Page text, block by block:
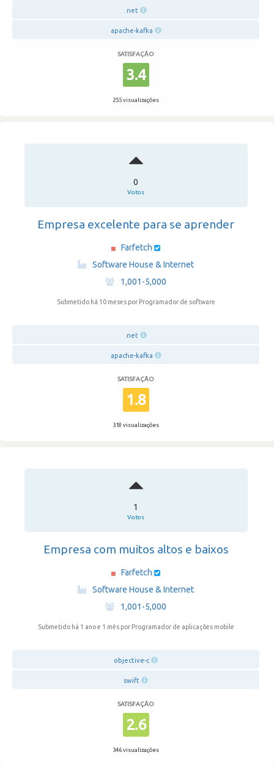
.net
apache-kafka
SATISFAÇÃO
3.4
255 visualizações
0
Votos
Empresa excelente para se aprender
Farfetch
Software House & Internet
·
1,001-5,000
Submetido há 10 meses por Programador de software
.net
apache-kafka
SATISFAÇÃO
1.8
318 visualizações
1
Votos
Empresa com muitos altos e baixos
Farfetch
Software House & Internet
·
1,001-5,000
Submetido há 1 ano e 1 mês por Programador de aplicações mobile
objective-c
swift
SATISFAÇÃO
2.6
346 visualizações